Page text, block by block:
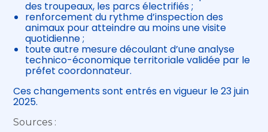
des troupeaux, les parcs électrifiés ;
renforcement du rythme d’inspection des
animaux pour atteindre au moins une visite
quotidienne ;
toute autre mesure découlant d’une analyse
technico-économique territoriale validée par le
préfet coordonnateur.
Ces changements sont entrés en vigueur le 23 juin
2025.
Sources :